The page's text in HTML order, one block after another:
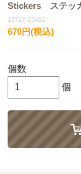
Stickers ステッ
18717-23402
670円(税込)
個数
個